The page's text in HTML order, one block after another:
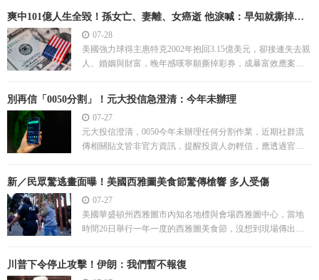
爽中101億人生全毀！孫女亡、妻離、女癌逝 他淚喊：早知就撕掉彩
券
07-28
美國強力球得主惠特克2002年抱回3.15億美元，卻接連失去親
人、婚姻與財富，晚年感嘆寧願撕掉彩券，成暴富效應案
別再信「0050分割」！元大投信急澄清：今年未辦理
07-27
元大投信澄清，0050今年未辦理任何分割作業，近期社群流
傳相關貼文皆非官方資訊，提醒投資人勿輕信，應透過官方
新／民眾驚逃畫面曝！美國西雅圖美食節驚傳槍響 多人受傷
07-27
美國華盛頓州西雅圖市內知名地標與會場西雅圖中心，當地
時間26日舉行一年一度的西雅圖美食節，沒想到現場傳出槍
川普下令停止攻擊！伊朗：我們暫不報復